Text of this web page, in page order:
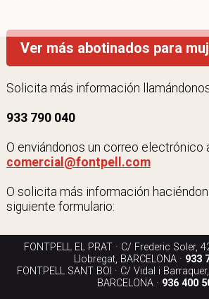
Ver más abotinados para
Solicita más información
933 790 040
O enviándonos un correo electrónico
comercial@fontpell.com
O solicita más información
siguiente formulario:
FONTPELL EL PRAT · C/ Frederic Soler,
Llobregat, BARCELONA · 933
FONTPELL SANT BOI · C/ Vidal i
BARCELONA · 936 400